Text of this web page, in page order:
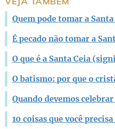
Quem pode tomar a Santa
É pecado não tomar a
O que é a Santa Ceia
O batismo: por que o
Quando devemos celebrar
10 coisas que você